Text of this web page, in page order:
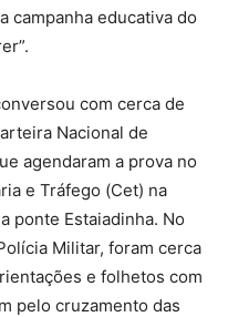
campanha educativa do
com cerca de
Nacional de
agendaram a prova no
e Tráfego (Cet) na
ponte Estaiadinha. No
Militar, foram cerca
e folhetos com
pelo cruzamento das